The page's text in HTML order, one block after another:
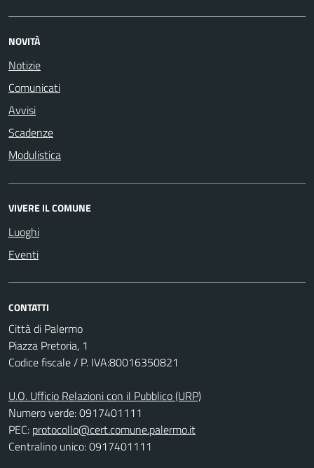
NOVITÀ
Notizie
Comunicati
Avvisi
Scadenze
Modulistica
VIVERE IL COMUNE
Luoghi
Eventi
CONTATTI
Città di Palermo
Piazza Pretoria, 1
Codice fiscale / P. IVA:80016350821
U.O. Ufficio Relazioni con il Pubblico (URP)
Numero verde: 0917401111
PEC: protocollo@cert.comune.palermo.it
Centralino unico: 0917401111